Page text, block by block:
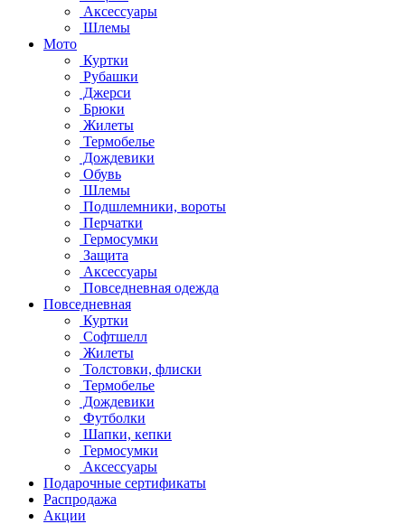
Аксессуары
Шлемы
Мото
Куртки
Рубашки
Джерси
Брюки
Жилеты
Термобелье
Дождевики
Обувь
Шлемы
Подшлемники, вороты
Перчатки
Гермосумки
Защита
Аксессуары
Повседневная одежда
Повседневная
Куртки
Софтшелл
Жилеты
Толстовки, флиски
Термобелье
Дождевики
Футболки
Шапки, кепки
Гермосумки
Аксессуары
Подарочные сертификаты
Распродажа
Акции